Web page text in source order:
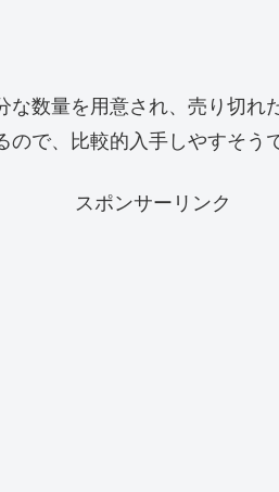
な数量を用意され、売り切れ
で、比較的入手しやすそうで
スポンサーリンク